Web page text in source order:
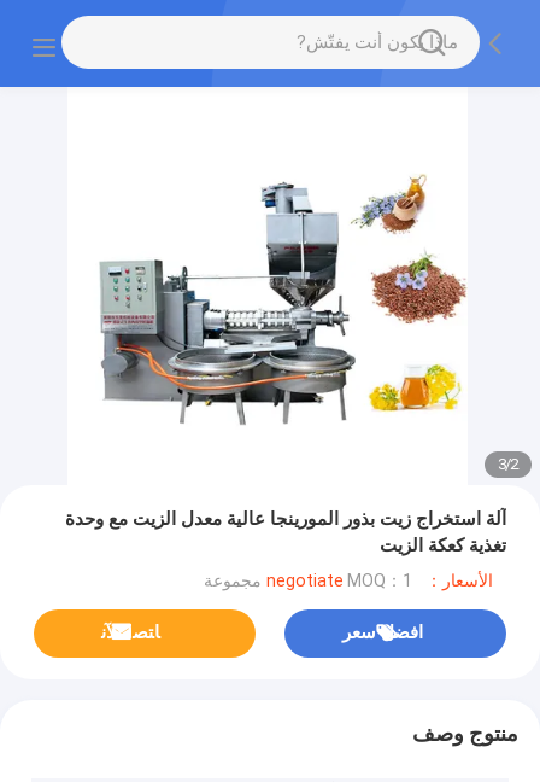
2
/
3
آلة استخراج زيت بذور المورينجا عالية معدل الزيت مع وحدة
تغذية كعكة الزيت
الأسعار：negotiate MOQ：1 مجموعة
افضل سعر ﺎﺘﺼﻟ ﺍﻶﻧ
منتوج وصف